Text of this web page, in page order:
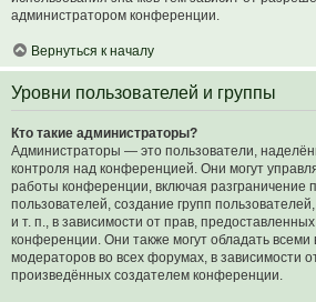
администратором конференции.
Вернуться к началу
Уровни пользователей и группы
Кто такие администраторы?
Администраторы — это пользователи,
контроля над конференцией. Они могут
работы конференции, включая разграничение
пользователей, создание групп
и т. п., в зависимости от прав,
конференции. Они также могут обладать всеми
модераторов во всех форумах, в зависимости
произведённых создателем конференции.